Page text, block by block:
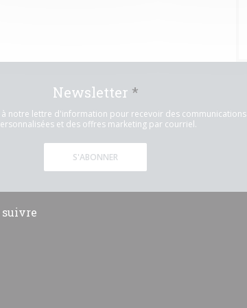
Newsletter *
à notre lettre d'information pour recevoir des communications
et des offres marketing par courriel.
S'ABONNER
suivre
((ouvre une nouvelle fenêtre))